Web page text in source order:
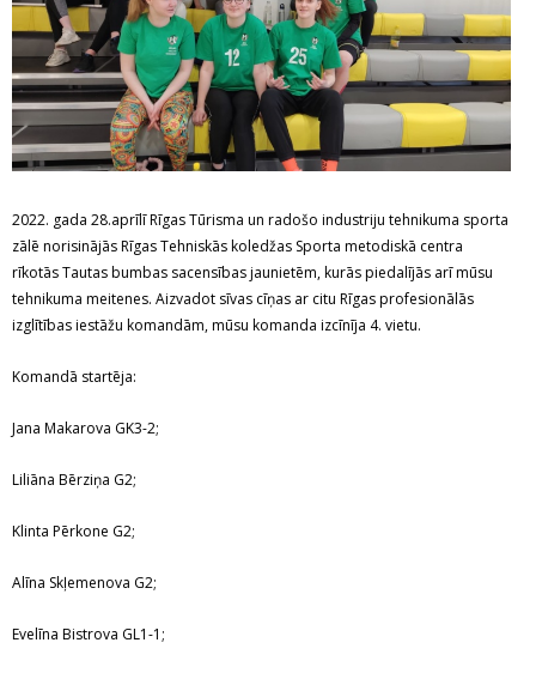
2022. gada 28.aprīlī Rīgas Tūrisma un radošo industriju tehnikuma sporta
zālē norisinājās Rīgas Tehniskās koledžas Sporta metodiskā centra
rīkotās Tautas bumbas sacensības jaunietēm, kurās piedalījās arī mūsu
tehnikuma meitenes. Aizvadot sīvas cīņas ar citu Rīgas profesionālās
izglītības iestāžu komandām, mūsu komanda izcīnīja 4. vietu.
Komandā startēja:
Jana Makarova GK3-2;
Liliāna Bērziņa G2;
Klinta Pērkone G2;
Alīna Skļemenova G2;
Evelīna Bistrova GL1-1;